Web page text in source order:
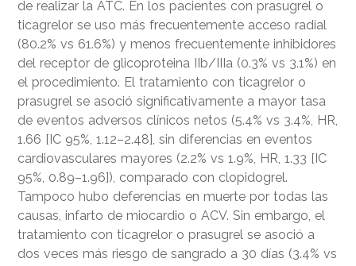
de realizar la ATC. En los pacientes con prasugrel o
ticagrelor se uso más frecuentemente acceso radial
(80.2% vs 61.6%) y menos frecuentemente inhibidores
del receptor de glicoproteina IIb/IIIa (0.3% vs 3.1%) en
el procedimiento. El tratamiento con ticagrelor o
prasugrel se asoció significativamente a mayor tasa
de eventos adversos clínicos netos (5.4% vs 3.4%, HR,
1.66 [IC 95%, 1.12–2.48], sin diferencias en eventos
cardiovasculares mayores (2.2% vs 1.9%, HR, 1.33 [IC
95%, 0.89–1.96]), comparado con clopidogrel.
Tampoco hubo deferencias en muerte por todas las
causas, infarto de miocardio o ACV. Sin embargo, el
tratamiento con ticagrelor o prasugrel se asoció a
dos veces más riesgo de sangrado a 30 días (3.4% vs